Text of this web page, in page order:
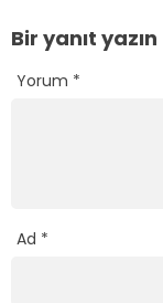
Bir yanıt yazın
Yorum *
Ad *